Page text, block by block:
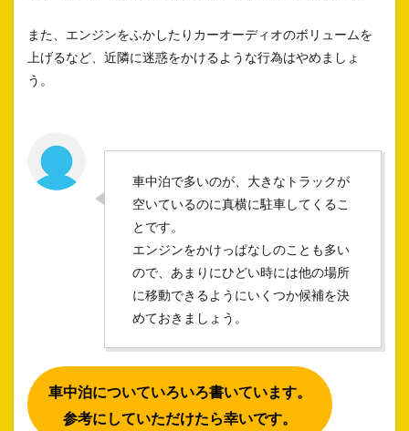
また、エンジンをふかしたりカーオーディオのボリュームを
上げるなど、近隣に迷惑をかけるような行為はやめましょ
う。
車中泊で多いのが、大きなトラックが
空いているのに真横に駐車してくるこ
とです。
エンジンをかけっぱなしのことも多い
ので、あまりにひどい時には他の場所
に移動できるようにいくつか候補を決
めておきましょう。
車中泊についていろいろ書いています。
参考にしていただけたら幸いです。